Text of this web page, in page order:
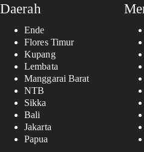
Daerah
Ende
Flores Timur
Kupang
Lembata
Manggarai Barat
NTB
Sikka
Bali
Jakarta
Papua